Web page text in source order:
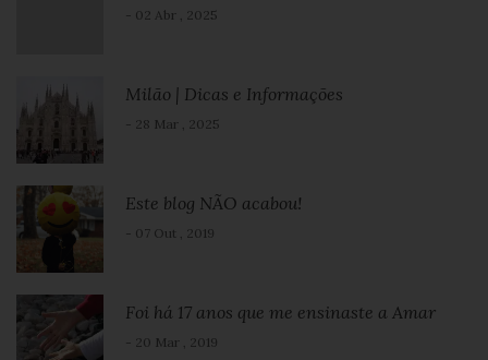
- 02 Abr , 2025
Milão | Dicas e Informações
- 28 Mar , 2025
Este blog NÃO acabou!
- 07 Out , 2019
Foi há 17 anos que me ensinaste a Amar
- 20 Mar , 2019